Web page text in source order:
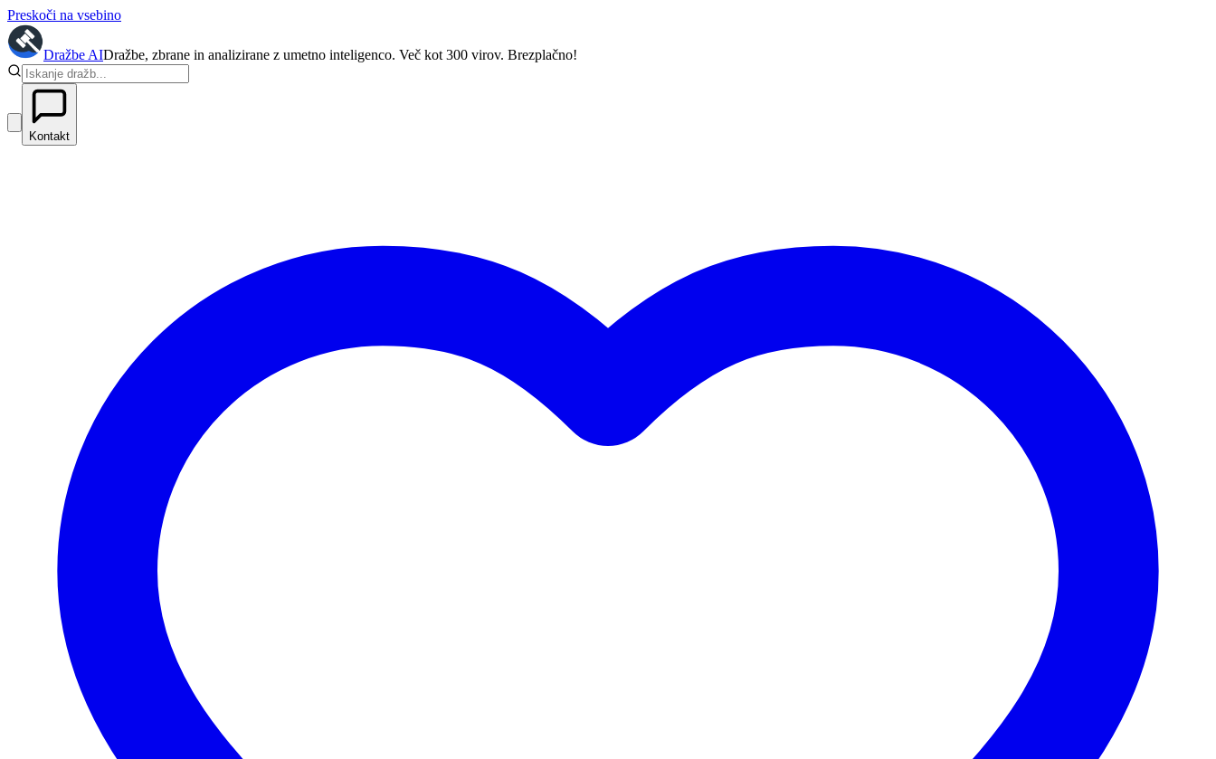
Preskoči na vsebino
Dražbe AIDražbe, zbrane in analizirane z umetno inteligenco. Več kot 300 virov. Brezplačno!
Kontakt